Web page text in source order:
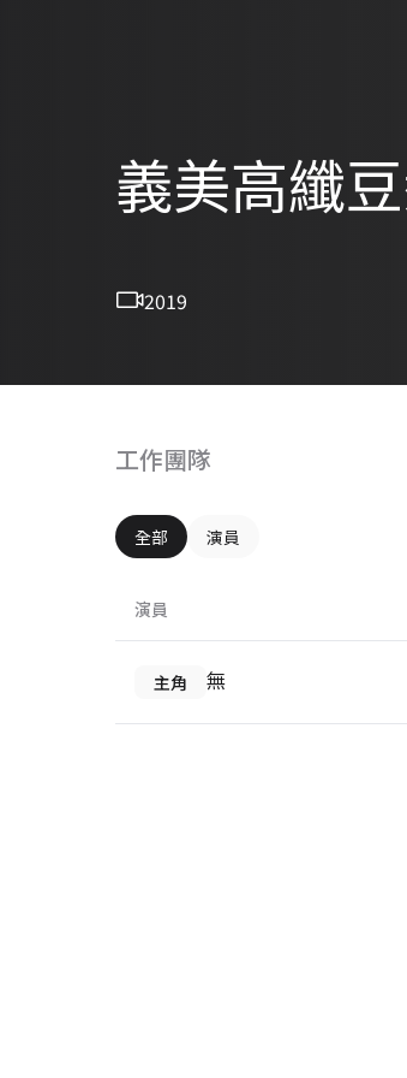
義美高纖
2019
工作團隊
全部 演員
演員
主角 無